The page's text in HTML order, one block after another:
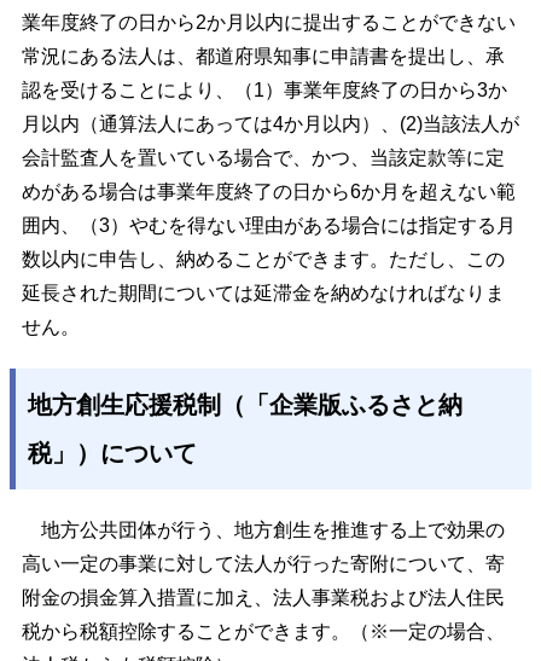
業年度終了の日から2か月以内に提出することができない
常況にある法人は、都道府県知事に申請書を提出し、承
認を受けることにより、（1）事業年度終了の日から3か
月以内（通算法人にあっては4か月以内）、(2)当該法人が
会計監査人を置いている場合で、かつ、当該定款等に定
めがある場合は事業年度終了の日から6か月を超えない範
囲内、（3）やむを得ない理由がある場合には指定する月
数以内に申告し、納めることができます。ただし、この
延長された期間については延滞金を納めなければなりま
せん。
地方創生応援税制（「企業版ふるさと納
税」）について
地方公共団体が行う、地方創生を推進する上で効果の
高い一定の事業に対して法人が行った寄附について、寄
附金の損金算入措置に加え、法人事業税および法人住民
税から税額控除することができます。（※一定の場合、